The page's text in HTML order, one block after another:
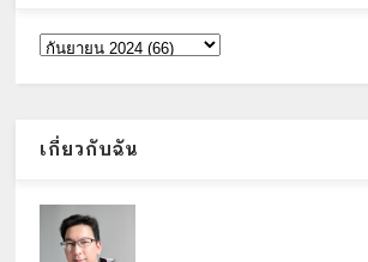
เกี่ยวกับฉัน